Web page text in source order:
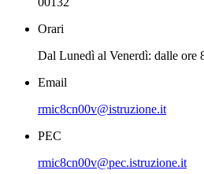
Orari
Dal Lunedì al Venerdì: dalle ore
Email
rmic8cn00v@istruzione.it
PEC
rmic8cn00v@pec.istruzione.it